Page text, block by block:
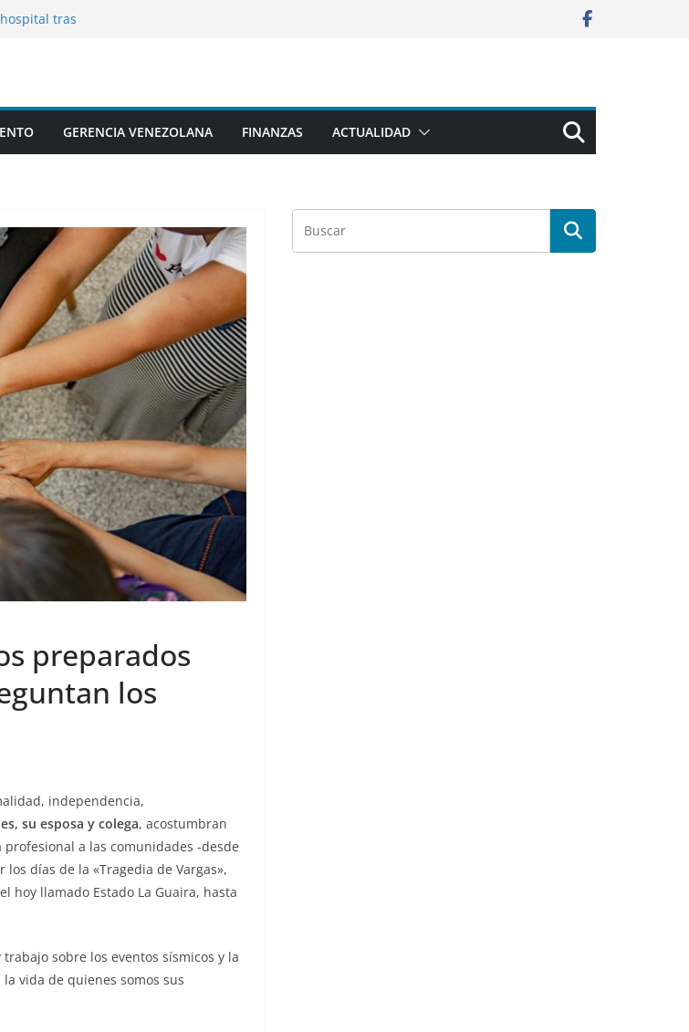
de los hutíes
mar Negro
GERENCIA VENEZOLANA FINANZAS ACTUALIDAD
preparados
los
independencia,
su esposa y colega, acostumbran
a las comunidades -desde
días de la «Tragedia de Vargas»,
hoy llamado Estado La Guaira, hasta
sobre los eventos sísmicos y la
vida de quienes somos sus